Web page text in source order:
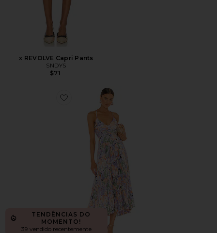
x REVOLVE Capri Pants
SNDYS
$71
Favorite Blythe Dress
TENDÊNCIAS DO
MOMENTO!
39 vendido recentemente